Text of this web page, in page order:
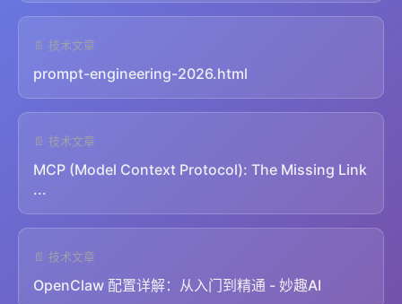
📄 技术文章
prompt-engineering-2026.html
📄 技术文章
MCP (Model Context Protocol): The Missing Link
...
📄 技术文章
OpenClaw 配置详解：从入门到精通 - 妙趣AI